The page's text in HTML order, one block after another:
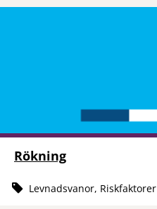
Rökning
Levnadsvanor, Riskfaktorer